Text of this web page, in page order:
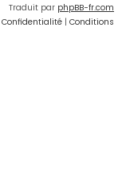
Traduit par phpBB-fr.com
Confidentialité | Conditions